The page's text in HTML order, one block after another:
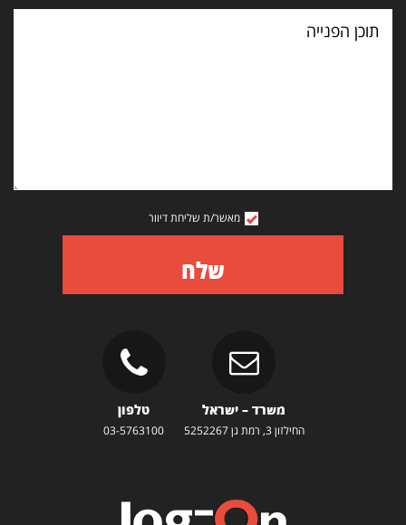
תוכן
הפנייה
מאשר/ת שליחת דיוור
שלח
משרד – ישראל
החילזון 3, רמת גן 5252267
טלפון
03-5763100